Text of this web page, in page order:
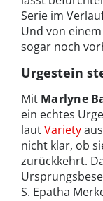
Serie im
Und von
sogar noch
Urgestein
Mit Marlyne
ein echtes
lautVariety
nicht klar, ob
zurückkehrt.
S. Epatha